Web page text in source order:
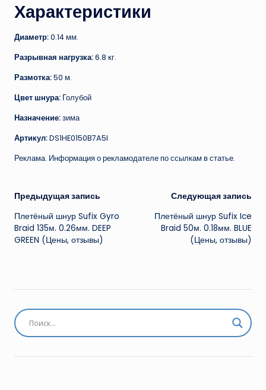
Характеристики
Диаметр:0.14 мм.
Разрывная нагрузка:6.8 кг.
Размотка:50 м.
Цвет шнура: Голубой
Назначение:зима
Артикул:DS1HE0150B7A5I
Реклама. Информация о рекламодателе по ссылкам в статье.
Навигация
записи
Предыдущая запись
Плетёный шнур Sufix Gyro
Braid 135м. 0.26мм. DEEP
GREEN (Цены, отзывы)
Следующая запись
Плетёный шнур Sufix Ice
Braid 50м. 0.18мм. BLUE
(Цены, отзывы)